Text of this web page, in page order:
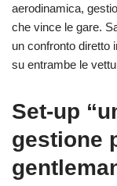
aerodinamica,
che vince le gare.
un confronto diretto
su entrambe le
Set-up
gestione